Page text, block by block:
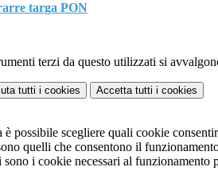
targa PON
terzi da questo utilizzati si
tutti i cookies Accetta tutti i cookies
è possibile scegliere quali cookie
quelli che consentono il
sono i cookie necessari al funzionamento